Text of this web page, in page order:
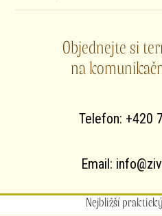
Objednejte si
na
Telefon: +420
Email:
Nejbližší